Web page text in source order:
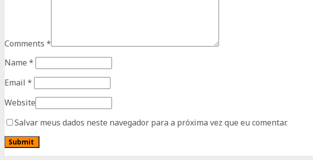
Comments *
Name *
Email *
Website
Salvar meus dados neste navegador para a próxima vez que eu comentar.